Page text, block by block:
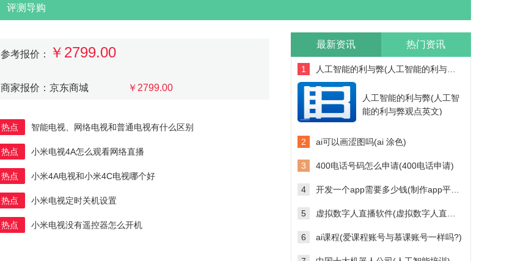
评测导购
参考报价： ￥2799.00
商家报价：京东商城 ￥2799.00
热点 智能电视、网络电视和普通电视有什么区别
热点 小米电视4A怎么观看网络直播
热点 小米4A电视和小米4C电视哪个好
热点 小米电视定时关机设置
热点 小米电视没有遥控器怎么开机
最新资讯 热门资讯
1
人工智能的利与弊(人工智
能的利与弊观点英文)
2 ai可以画涩图吗(ai 涂色)
3 400电话号码怎么申请(400电话申请)
4
5
6 ai课程(爱课程账号与慕课账号一样吗?)